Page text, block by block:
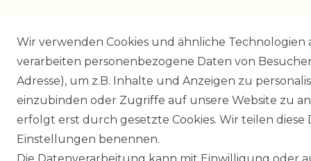
Wir verwenden Cookies und ähnliche
verarbeiten personenbezogene Daten von
Adresse), um z.B. Inhalte und Anzeigen zu
einzubinden oder Zugriffe auf unsere Website zu
erfolgt erst durch gesetzte Cookies. Wir teilen
Einstellungen benennen.